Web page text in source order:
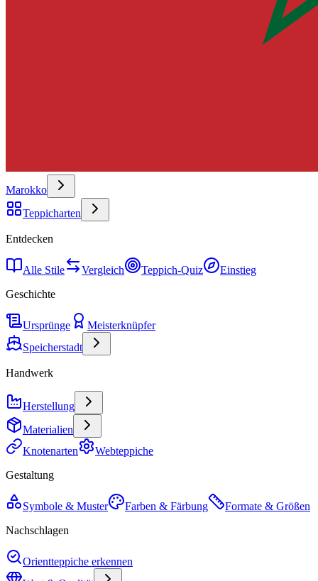
Marokko
Teppicharten
Entdecken
Alle Stile Vergleich Teppich-Quiz
Einstieg
Geschichte
Ursprünge
Meisterknüpfer
Speicherstadt
Handwerk
Herstellung
Materialien
Knotenarten
Webteppiche
Gestaltung
Symbole & Muster Farben & Färbung
Formate & Größen
Nachschlagen
Orientteppiche erkennen